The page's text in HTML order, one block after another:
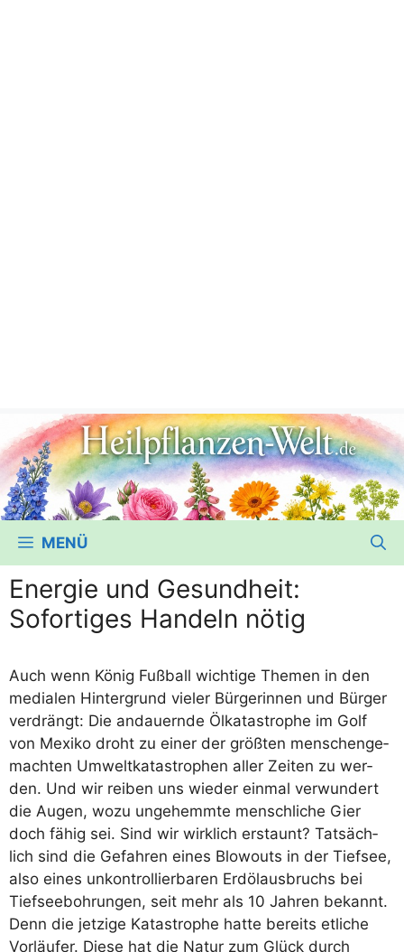
MENÜ
Energie und Gesundheit:
Sofortiges Handeln nötig
Auch wenn König Fuß­ball wich­ti­ge The­men in den
media­len Hin­ter­grund vie­ler Bür­ge­rin­nen und Bür­ger
ver­drängt: Die andau­ern­de Ölka­ta­stro­phe im Golf
von Mexi­ko droht zu einer der größ­ten men­schen­ge­
mach­ten Umwelt­ka­ta­stro­phen aller Zei­ten zu wer­
den. Und wir rei­ben uns wie­der ein­mal ver­wun­dert
die Augen, wozu unge­hemm­te mensch­li­che Gier
doch fähig sei. Sind wir wirk­lich erstaunt? Tat­säch­
lich sind die Gefah­ren eines Blo­wouts in der Tief­see,
also eines unkon­trol­lier­ba­ren Erd­öl­aus­bruchs bei
Tief­see­boh­run­gen, seit mehr als 10 Jah­ren bekannt.
Denn die jet­zi­ge Kata­stro­phe hat­te bereits etli­che
Vor­läu­fer. Die­se hat die Natur zum Glück durch